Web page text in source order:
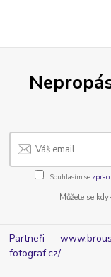
Souhlasím se
Můžete se
Partneři -
fotograf.cz/